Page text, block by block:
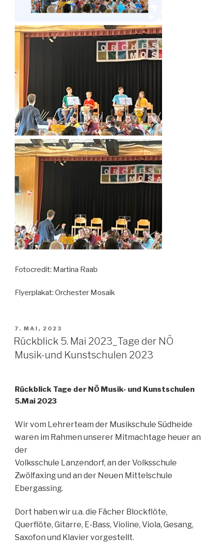
Fotocredit: Martina Raab
Flyerplakat: Orchester Mosaik
VERÖFFENTLICHT
AM
7. MAI, 2023
Rückblick 5. Mai 2023_Tage der NÖ
Musik-und Kunstschulen 2023
Rückblick Tage der NÖ Musik- und Kunstschulen
5.Mai 2023
Wir vom Lehrerteam der Musikschule Südheide
waren im Rahmen unserer Mitmachtage heuer an
der
Volksschule Lanzendorf, an der Volksschule
Zwölfaxingund an der Neuen Mittelschule
Ebergassing.
Dort haben wir u.a. die Fächer Blockflöte,
Querflöte, Gitarre, E-Bass, Violine, Viola, Gesang,
Saxofon und Klavier vorgestellt.